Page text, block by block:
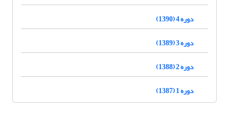
دوره 4 (1390)
دوره 3 (1389)
دوره 2 (1388)
دوره 1 (1387)